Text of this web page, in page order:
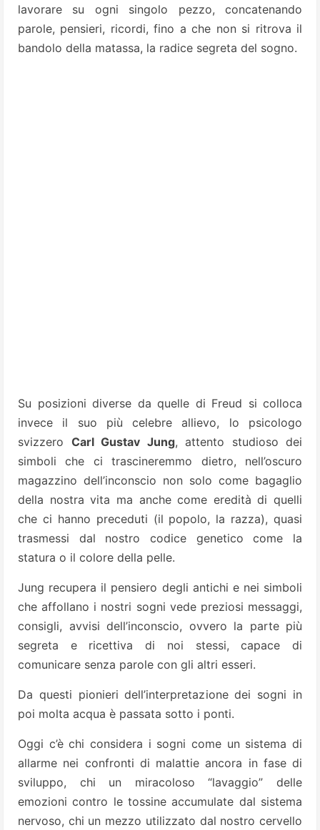
lavorare su ogni singolo pezzo, concatenando
parole, pensieri, ricordi, fino a che non si ritrova il
bandolo della matassa, la radice segreta del sogno.
Su posizioni diverse da quelle di Freud si colloca
invece il suo più celebre allievo, lo psicologo
svizzero Carl Gustav Jung, attento studioso dei
simboli che ci trascineremmo dietro, nell’oscuro
magazzino dell’inconscio non solo come bagaglio
della nostra vita ma anche come eredità di quelli
che ci hanno preceduti (il popolo, la razza), quasi
trasmessi dal nostro codice genetico come la
statura o il colore della pelle.
Jung recupera il pensiero degli antichi e nei simboli
che affollano i nostri sogni vede preziosi messaggi,
consigli, avvisi dell’inconscio, ovvero la parte più
segreta e ricettiva di noi stessi, capace di
comunicare senza parole con gli altri esseri.
Da questi pionieri dell’interpretazione dei sogni in
poi molta acqua è passata sotto i ponti.
Oggi c’è chi considera i sogni come un sistema di
allarme nei confronti di malattie ancora in fase di
sviluppo, chi un miracoloso “lavaggio” delle
emozioni contro le tossine accumulate dal sistema
nervoso, chi un mezzo utilizzato dal nostro cervello